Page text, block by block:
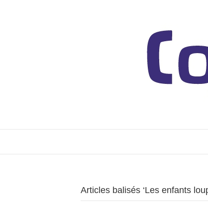
Articles balisés ‘Les enfants